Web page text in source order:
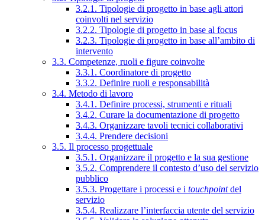
3.2.1. Tipologie di progetto in base agli attori
coinvolti nel servizio
3.2.2. Tipologie di progetto in base al focus
3.2.3. Tipologie di progetto in base all’ambito di
intervento
3.3. Competenze, ruoli e figure coinvolte
3.3.1. Coordinatore di progetto
3.3.2. Definire ruoli e responsabilità
3.4. Metodo di lavoro
3.4.1. Definire processi, strumenti e rituali
3.4.2. Curare la documentazione di progetto
3.4.3. Organizzare tavoli tecnici collaborativi
3.4.4. Prendere decisioni
3.5. Il processo progettuale
3.5.1. Organizzare il progetto e la sua gestione
3.5.2. Comprendere il contesto d’uso del servizio
pubblico
3.5.3. Progettare i processi e i touchpointdel
servizio
3.5.4. Realizzare l’interfaccia utente del servizio